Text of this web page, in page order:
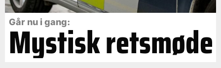
Går nu i gang:
Mystisk retsmøde